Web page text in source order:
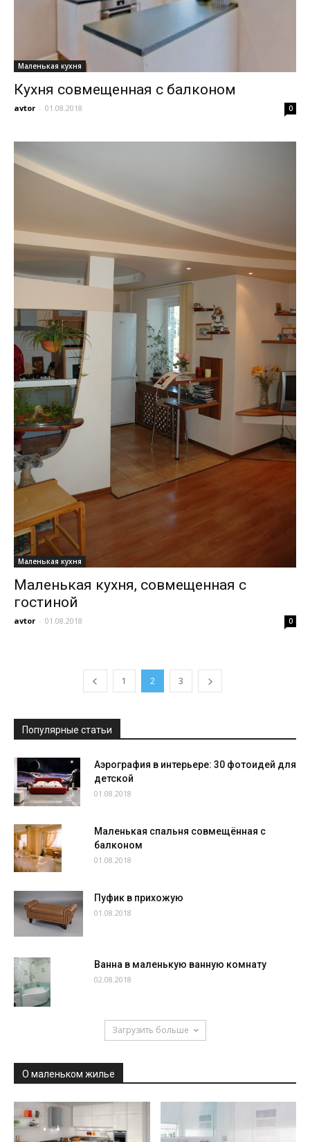
Маленькая кухня
Кухня совмещенная с балконом
avtor - 01.08.2018 0
Маленькая кухня
Маленькая кухня, совмещенная с
гостиной
avtor - 01.08.2018 0
1 2 3
Популярные статьи
Аэрография в интерьере: 30 фотоидей для
детской
01.08.2018
Маленькая спальня совмещённая с
балконом
01.08.2018
Пуфик в прихожую
01.08.2018
Ванна в маленькую ванную комнату
02.08.2018
Загрузить больше
О маленьком жилье